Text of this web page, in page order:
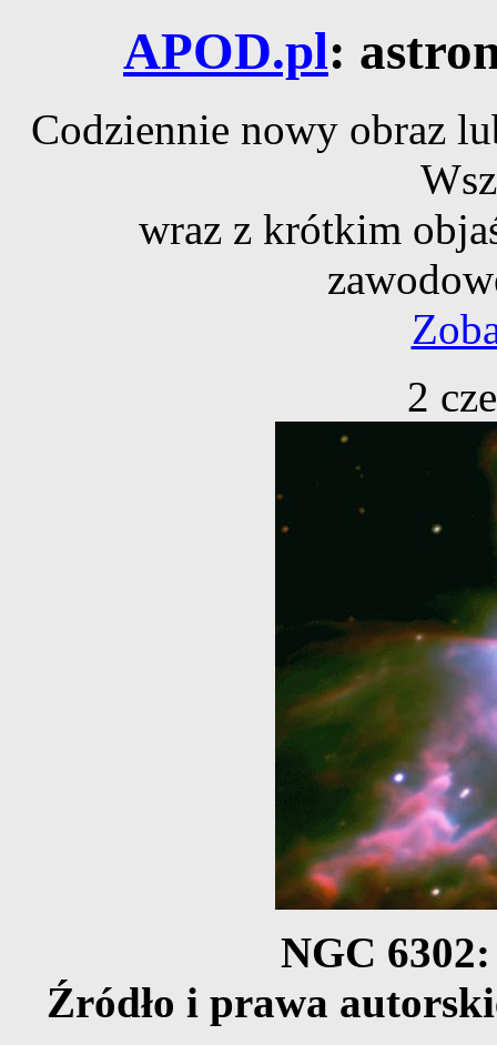
APOD.pl:
Codziennie nowy obraz
wraz z krótkim
2
NGC
Źródło i prawa